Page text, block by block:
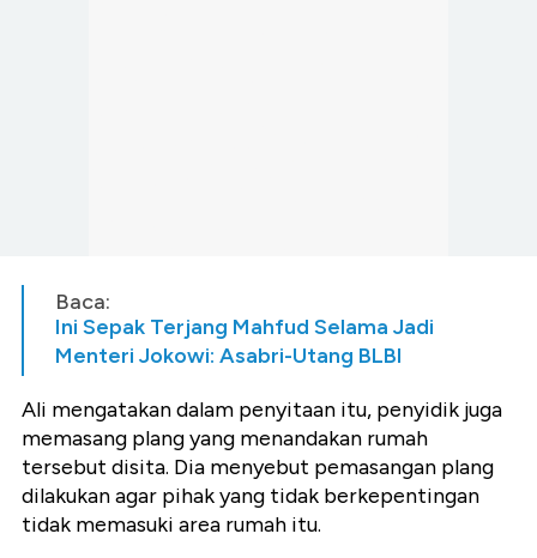
Baca:
Ini Sepak Terjang Mahfud Selama Jadi
Menteri Jokowi: Asabri-Utang BLBI
Ali mengatakan dalam penyitaan itu, penyidik juga
memasang plang yang menandakan rumah
tersebut disita. Dia menyebut pemasangan plang
dilakukan agar pihak yang tidak berkepentingan
tidak memasuki area rumah itu.